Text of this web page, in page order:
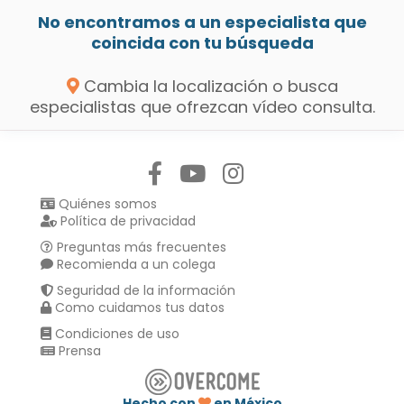
No encontramos a un especialista que
coincida con tu búsqueda
Cambia la localización o busca
especialistas que ofrezcan vídeo consulta.
Quiénes somos
Política de privacidad
Preguntas más frecuentes
Recomienda a un colega
Seguridad de la información
Como cuidamos tus datos
Condiciones de uso
Prensa